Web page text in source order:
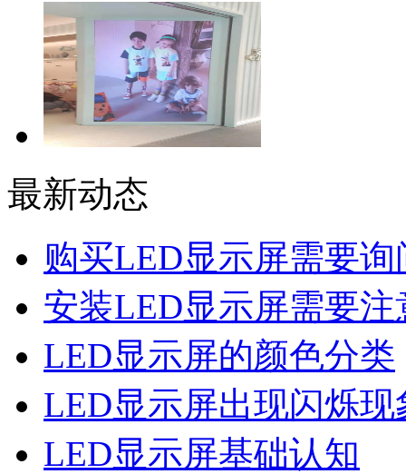
最新动态
购买LED显示屏需要询
安装LED显示屏需要注
LED显示屏的颜色分类
LED显示屏出现闪烁现
LED显示屏基础认知